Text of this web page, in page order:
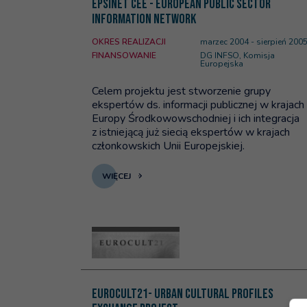
EPSINET CEE - European Public Sector
Information Network
OKRES REALIZACJI
marzec 2004 - sierpień 2005
FINANSOWANIE
DG INFSO, Komisja
Europejska
Celem projektu jest stworzenie grupy
ekspertów ds. informacji publicznej w krajach
Europy Środkowowschodniej i ich integracja
z istniejącą już siecią ekspertów w krajach
członkowskich Unii Europejskiej.
WIĘCEJ
Eurocult21- Urban Cultural Profiles
Więcej na temat: Eurocult21- Urban Cultural